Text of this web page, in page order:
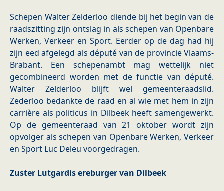
Schepen Walter Zelderloo diende bij het begin van de
raadszitting zijn ontslag in als schepen van Openbare
Werken, Verkeer en Sport. Eerder op de dag had hij
zijn eed afgelegd als député van de provincie Vlaams-
Brabant. Een schepenambt mag wettelijk niet
gecombineerd worden met de functie van député.
Walter Zelderloo blijft wel gemeenteraadslid.
Zederloo bedankte de raad en al wie met hem in zijn
carrière als politicus in Dilbeek heeft samengewerkt.
Op de gemeenteraad van 21 oktober wordt zijn
opvolger als schepen van Openbare Werken, Verkeer
en Sport Luc Deleu voorgedragen.
Zuster Lutgardis ereburger van Dilbeek